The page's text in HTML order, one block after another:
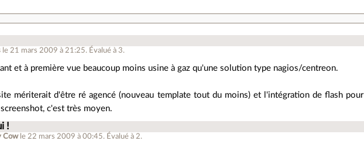
le 21 mars 2009 à 21:25. Évalué à 3.
et à première vue beaucoup moins usine à gaz qu'une solution type nagios/centreon.
mériterait d'être ré agencé (nouveau template tout du moins) et l'intégration de flash pour
c'est très moyen.
!
Cow le 22 mars 2009 à 00:45. Évalué à 2.